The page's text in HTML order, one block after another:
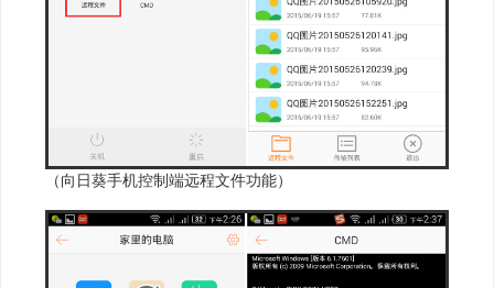
（向日葵手机控制端远程文件功能）